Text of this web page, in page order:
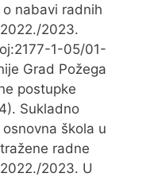
nabavi radnih
2023.
1-05/01-
Grad Požega
postupke
Sukladno
škola u
radne
2023. U